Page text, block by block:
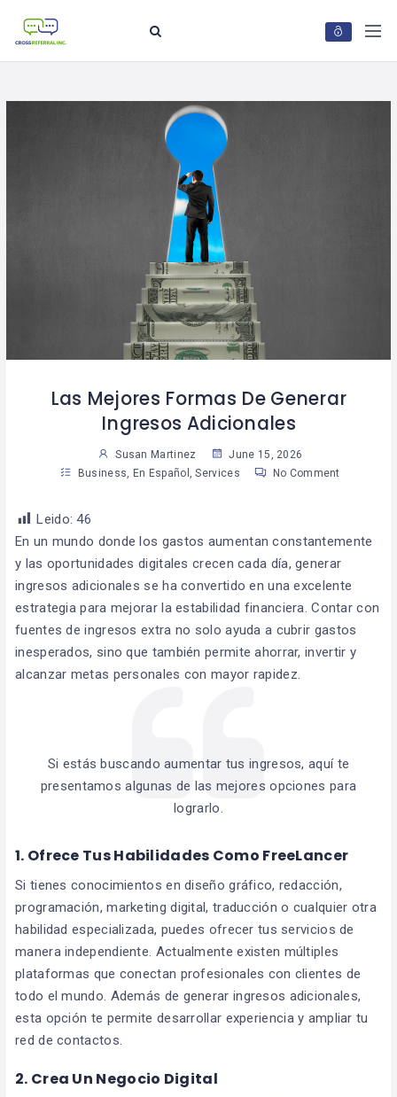
Las Mejores Formas De Generar
Ingresos Adicionales
Susan Martinez
June 15, 2026
Business
En Español ,Services No Comment
Leido: 46
En un mundo donde los gastos aumentan constantemente
y las oportunidades digitales crecen cada día, generar
ingresos adicionales se ha convertido en una excelente
estrategia para mejorar la estabilidad financiera. Contar con
fuentes de ingresos extra no solo ayuda a cubrir gastos
inesperados, sino que también permite ahorrar, invertir y
alcanzar metas personales con mayor rapidez.
Si estás buscando aumentar tus ingresos, aquí te
presentamos algunas de las mejores opciones para
lograrlo.
1. Ofrece Tus Habilidades Como FreeLancer
Si tienes conocimientos en diseño gráfico, redacción,
programación, marketing digital, traducción o cualquier otra
habilidad especializada, puedes ofrecer tus servicios de
manera independiente. Actualmente existen múltiples
plataformas que conectan profesionales con clientes de
todo el mundo. Además de generar ingresos adicionales,
esta opción te permite desarrollar experiencia y ampliar tu
red de contactos.
2. Crea Un Negocio Digital